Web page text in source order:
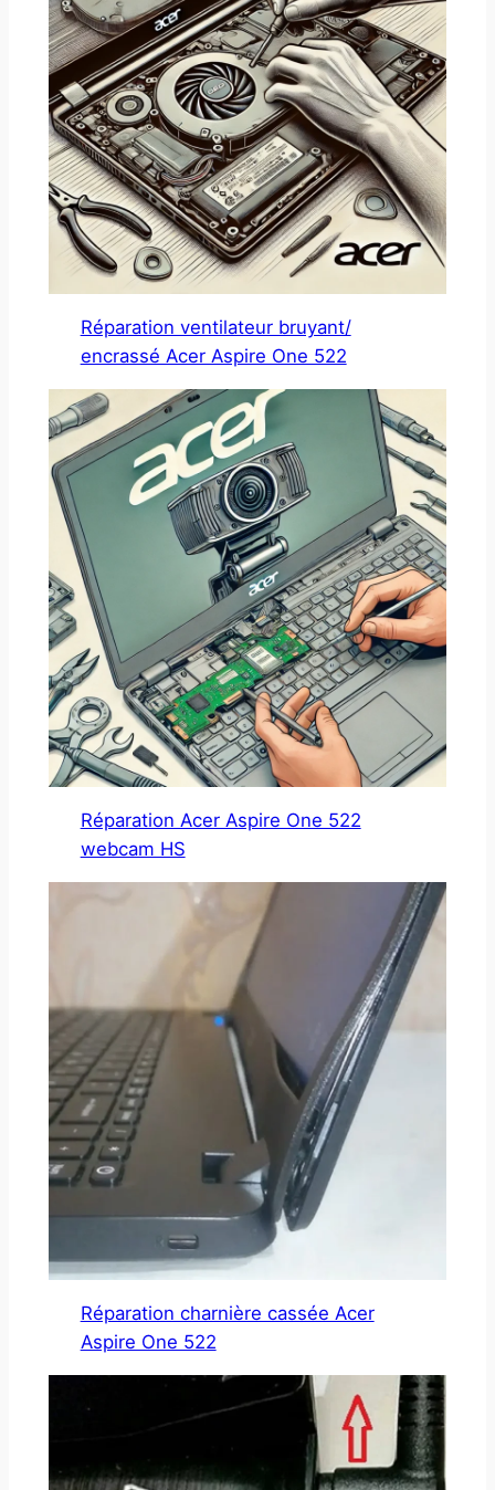
Réparation ventilateur bruyant/
encrassé Acer Aspire One 522
Réparation Acer Aspire One 522
webcam HS
Réparation charnière cassée Acer
Aspire One 522